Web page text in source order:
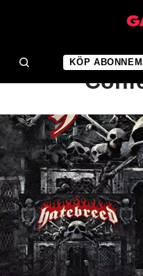
KÖP
Hatebreed